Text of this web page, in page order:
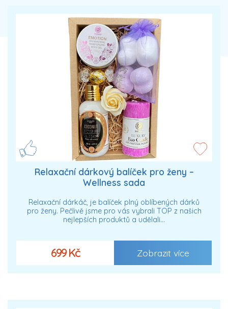
Relaxační dárkový balíček pro ženy –
Wellness sada
Relaxační dárkáč, je balíček plný oblíbených dárků
pro ženy. Pečlivě jsme pro vás vybrali TOP z našich
nejlepších produktů a udělali…
699 Kč Zobrazit více